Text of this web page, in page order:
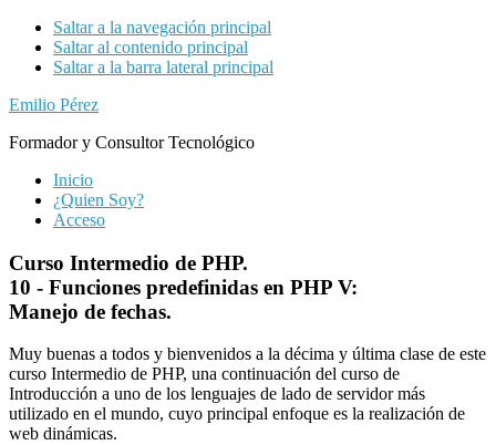
Saltar a la navegación principal
Saltar al contenido principal
Saltar a la barra lateral principal
Emilio Pérez
Formador y Consultor Tecnológico
Inicio
¿Quien Soy?
Acceso
Curso Intermedio de PHP.
10 - Funciones predefinidas en PHP V:
Manejo de fechas.
Muy buenas a todos y bienvenidos a la décima y última clase de este
curso Intermedio de PHP, una continuación del curso de
Introducción a uno de los lenguajes de lado de servidor más
utilizado en el mundo, cuyo principal enfoque es la realización de
web dinámicas.